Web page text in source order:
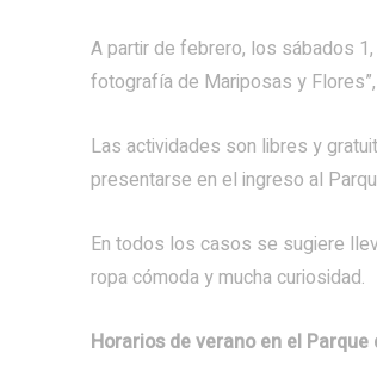
A partir de febrero, los sábados
fotografía de Mariposas y Flores”,
Las actividades son libres y
presentarse en el ingreso al
En todos los casos se sugiere
ropa cómoda y mucha curiosidad.
Horarios de verano en el